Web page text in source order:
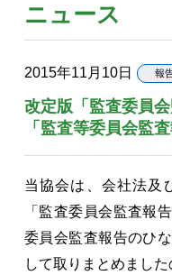
ニュース
2015年11月10日 報
改定版「監査委員
「監査等委員会監
当協会は、会社法及
「監査委員会監査報
委員会監査報告のひ
して取りまとめました